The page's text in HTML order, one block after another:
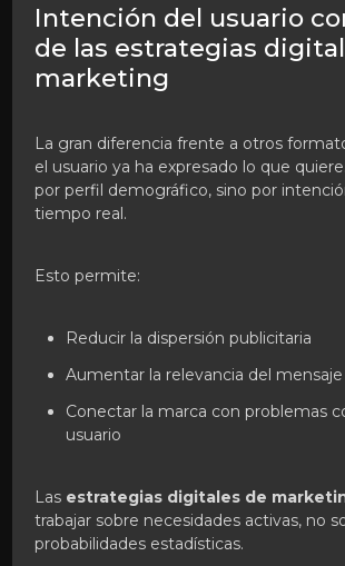
Intención del usuario
de las estrategias
marketing
La gran diferencia frente a otros
el usuario ya ha expresado lo que
por perfil demográfico, sino por
tiempo real.
Esto permite:
Reducir la dispersión publicitaria
Aumentar la relevancia del mensaje
Conectar la marca con problemas
usuario
Las estrategias digitales de
trabajar sobre necesidades activas, no
probabilidades estadísticas.